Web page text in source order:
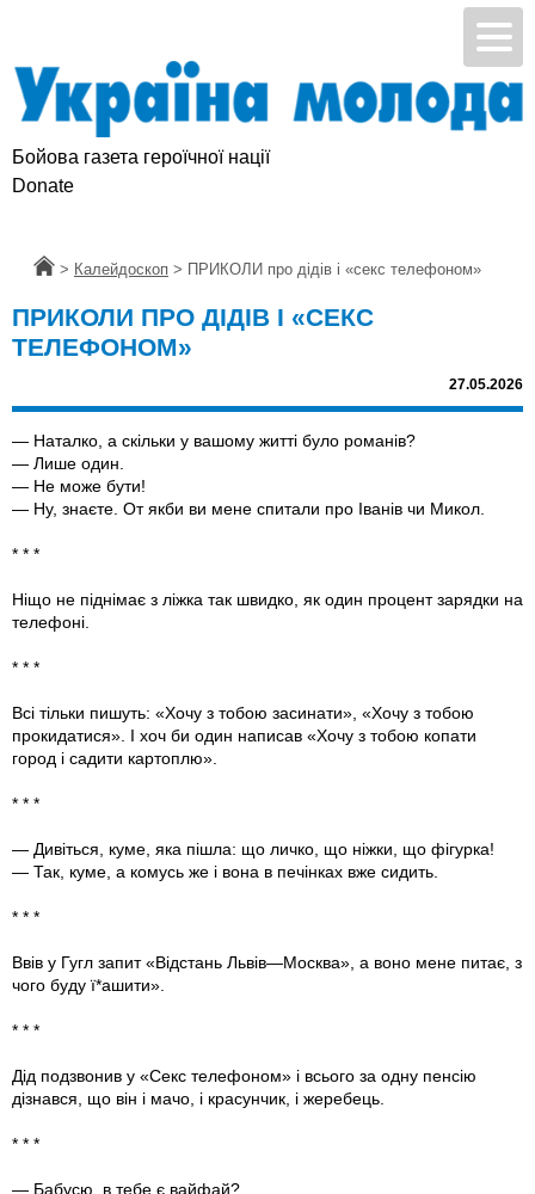
Бойова газета героїчної нації
Donate
Головна
> Калейдоскоп > ПРИКОЛИ про дідів і «секс телефоном»
ПРИКОЛИ ПРО ДІДІВ І «СЕКС
ТЕЛЕФОНОМ»
27.05.2026
— Наталко, а скільки у вашому житті було романів?
— Лише один.
— Не може бути!
— Ну, знаєте. От якби ви мене спитали про Іванів чи Микол.
* * *
Ніщо не піднімає з ліжка так швидко, як один процент зарядки на
телефоні.
* * *
Всі тільки пишуть: «Хочу з тобою засинати», «Хочу з тобою
прокидатися». І хоч би один написав «Хочу з тобою копати
город і садити картоплю».
* * *
— Дивіться, куме, яка пішла: що личко, що ніжки, що фігурка!
— Так, куме, а комусь же і вона в печінках вже сидить.
* * *
Ввів у Гугл запит «Відстань Львів—Москва», а воно мене питає, з
чого буду ї*ашити».
* * *
Дід подзвонив у «Секс телефоном» і всього за одну пенсію
дізнався, що він і мачо, і красунчик, і жеребець.
* * *
— Бабусю, в тебе є вайфай?